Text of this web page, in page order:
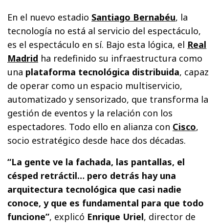
En el nuevo estadio Santiago Bernabéu, la
tecnología no está al servicio del espectáculo,
es el espectáculo en sí. Bajo esta lógica, el Real
Madrid ha redefinido su infraestructura como
una plataforma tecnológica distribuida, capaz
de operar como un espacio multiservicio,
automatizado y sensorizado, que transforma la
gestión de eventos y la relación con los
espectadores. Todo ello en alianza con Cisco,
socio estratégico desde hace dos décadas.
“La gente ve la fachada, las pantallas, el
césped retráctil… pero detrás hay una
arquitectura tecnológica que casi nadie
conoce, y que es fundamental para que todo
funcione”, explicó Enrique Uriel, director de